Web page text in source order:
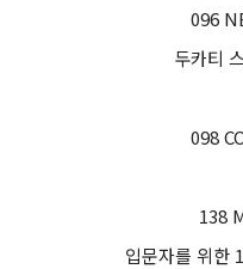
096
두카티
098
138
입문자를 위한